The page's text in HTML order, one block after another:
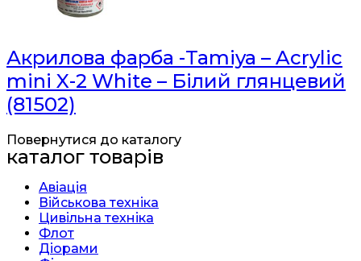
Акрилова фарба -Tamiya – Acrylic
mini X-2 White – Білий глянцевий
(81502)
Повернутися до каталогу
каталог товарів
Авіація
Військова техніка
Цивільна техніка
Флот
Діорами